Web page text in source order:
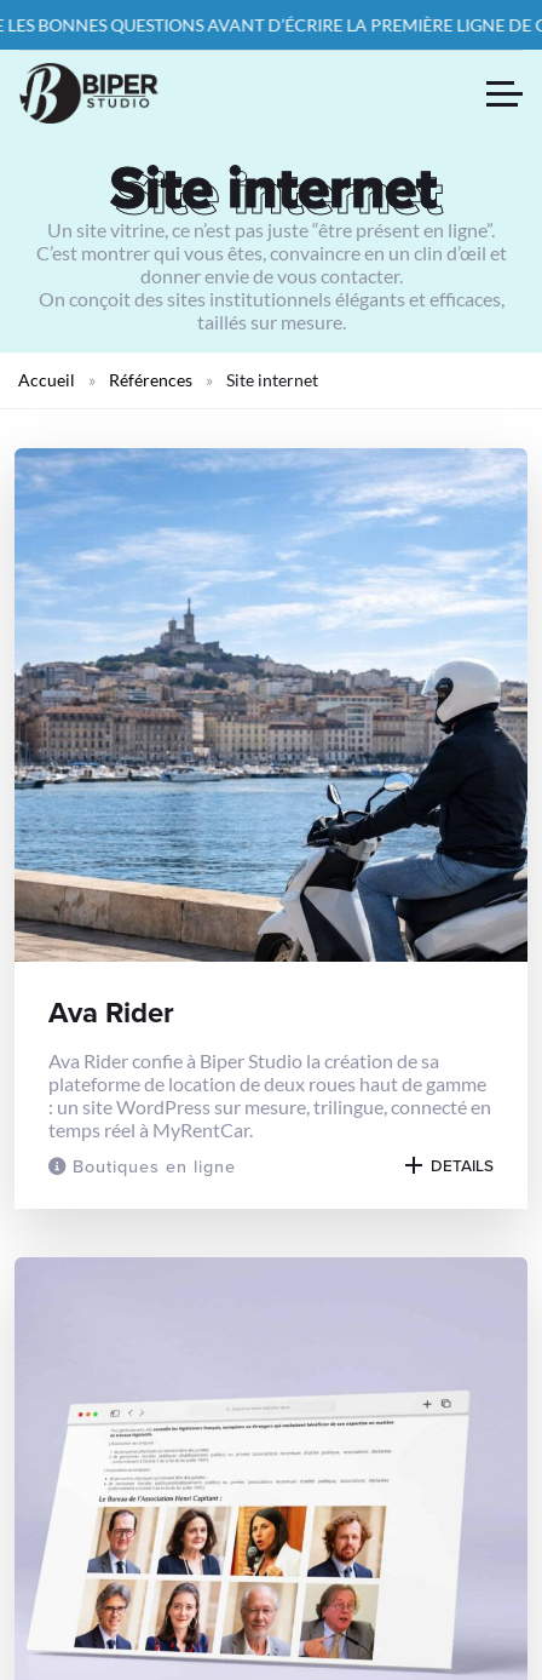
D’ÉCRIRE LA PREMIÈRE LIGNE DE CODE — PARCE QU’UN
Site internet
Site internet
Un site vitrine, ce n’est pas juste “être présent en ligne”.
C’est montrer qui vous êtes, convaincre en un clin d’œil et
donner envie de vous contacter.
On conçoit des sites institutionnels élégants et efficaces,
taillés sur mesure.
Accueil » Références » Site internet
Boutiques en ligne
Ava Rider
Ava Rider confie à Biper Studio la création de sa
plateforme de location de deux roues haut de gamme
: un site WordPress sur mesure, trilingue, connecté en
temps réel à MyRentCar.
DETAILS